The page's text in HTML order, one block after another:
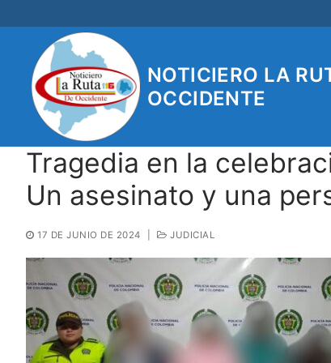
al
contenido
NOTICIERO LA
OCCIDENTE
Tragedia en la
Un asesinato y una
17 DE JUNIO DE 2024 JUDICIAL